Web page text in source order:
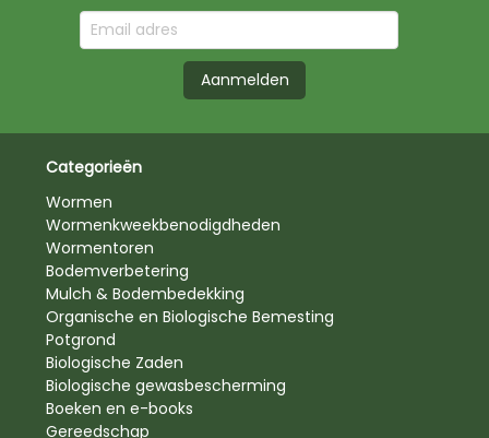
Aanmelden
Categorieën
Wormen
Wormenkweekbenodigdheden
Wormentoren
Bodemverbetering
Mulch & Bodembedekking
Organische en Biologische Bemesting
Potgrond
Biologische Zaden
Biologische gewasbescherming
Boeken en e-books
Gereedschap